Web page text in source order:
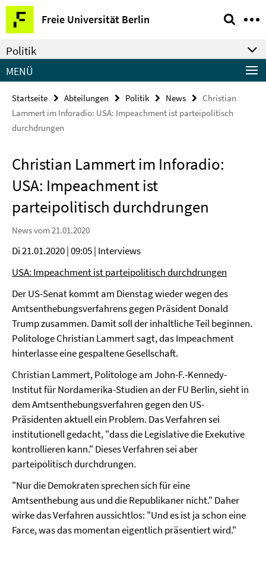
Springe
direkt
zu
Inhalt
Freie Universität Berlin
Service-
Navigation
Politik
MENÜ
Startseite Abteilungen Politik News
Christian
Lammert im Inforadio: USA: Impeachment ist parteipolitisch
durchdrungen
Christian Lammert im Inforadio:
USA: Impeachment ist
parteipolitisch durchdrungen
News vom 21.01.2020
Di 21.01.2020 | 09:05 | Interviews
USA: Impeachment ist parteipolitisch durchdrungen
Der US-Senat kommt am Dienstag wieder wegen des
Amtsenthebungsverfahrens gegen Präsident Donald
Trump zusammen. Damit soll der inhaltliche Teil beginnen.
Politologe Christian Lammert sagt, das Impeachment
hinterlasse eine gespaltene Gesellschaft.
Christian Lammert, Politologe am John-F.-Kennedy-
Institut für Nordamerika-Studien an der FU Berlin, sieht in
dem Amtsenthebungsverfahren gegen den US-
Präsidenten aktuell ein Problem. Das Verfahren sei
institutionell gedacht, "dass die Legislative die Exekutive
kontrollieren kann." Dieses Verfahren sei aber
parteipolitisch durchdrungen.
"Nur die Demokraten sprechen sich für eine
Amtsenthebung aus und die Republikaner nicht." Daher
wirke das Verfahren aussichtlos: "Und es ist ja schon eine
Farce, was das momentan eigentlich präsentiert wird."